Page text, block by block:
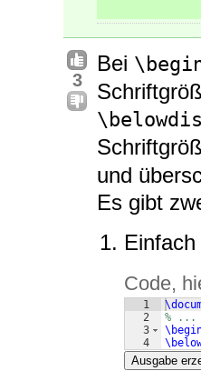
3
Bei
und
Es gibt
Code,
1
2
3
4
% ...
Ausgabe